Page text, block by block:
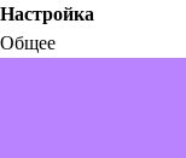
Настройка
Общее